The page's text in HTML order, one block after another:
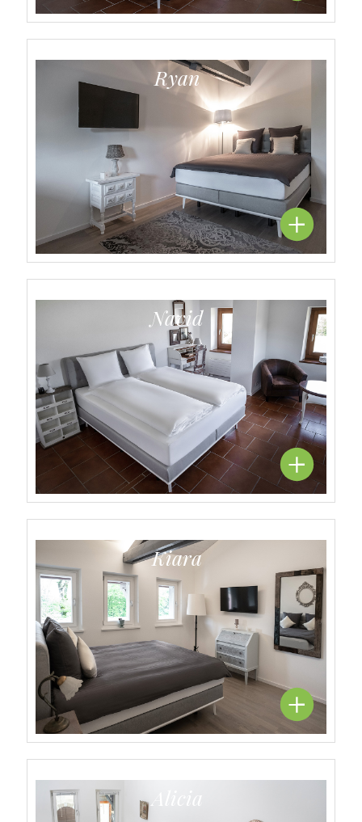
Ryan
Navid
Kiara
Alicia